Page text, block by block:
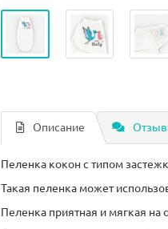
Описание
Пеленка кокон с типом
Такая пеленка может
Пеленка приятная и мягкая на